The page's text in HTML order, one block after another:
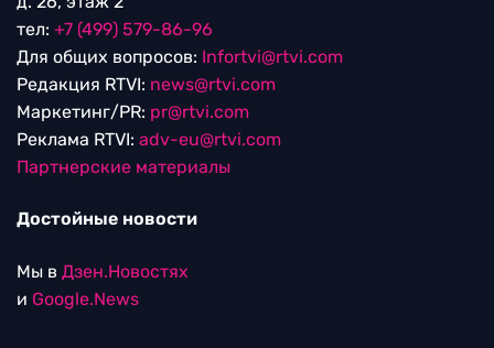
тел: +7 (499) 579-86-96
Для общих вопросов: Infortvi@rtvi.com
Редакция RTVI: news@rtvi.com
Маркетинг/PR: pr@rtvi.com
Реклама RTVI: adv-eu@rtvi.com
Партнерские материалы
Достойные новости
Мы в Дзен.Новостях
и Google.News